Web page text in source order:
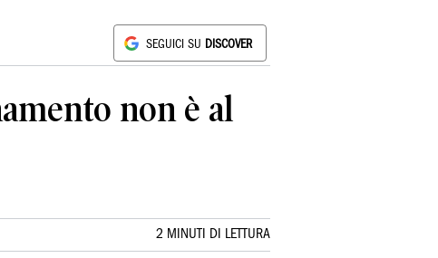
SEGUICI SU DISCOVER
non è al
2 MINUTI DI LETTURA